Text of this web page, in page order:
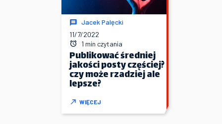
Jacek Palęcki
11/7/2022
1 min czytania
Publikować średniej
jakości posty częściej?
czy może rzadziej ale
lepsze?
WIĘCEJ